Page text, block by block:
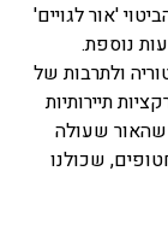
'אור לגויים'
נוספת.
ולתרבות של
תיירותיות
שהאור שעולה
שכולנו